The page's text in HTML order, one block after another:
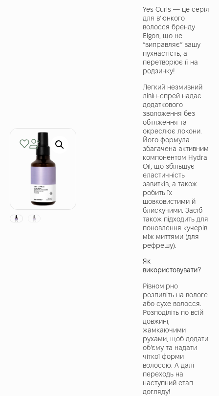
Yes Curls — це серія
для в’юнкого
волосся бренду
Elgon, що не
“виправляє” вашу
пухнастість, а
перетворює її на
родзинку!
Легкий незмивний
лівін-спрей надає
додаткового
зволоження без
обтяження та
окреслює локони.
Його формула
збагачена активним
компонентом Hydra
Oil, що збільшує
еластичність
завитків, а також
робить їх
шовковистими й
блискучими. Засіб
також підходить для
поновлення кучерів
між миттями (для
рефрешу).
Як
використовувати?
Рівномірно
розпиліть на вологе
або сухе волосся.
Розподіліть по всій
довжині,
жамкаючими
рухами, щоб додати
об’єму та надати
чіткої форми
волоссю. А далі
переходь на
наступний етап
догляду!